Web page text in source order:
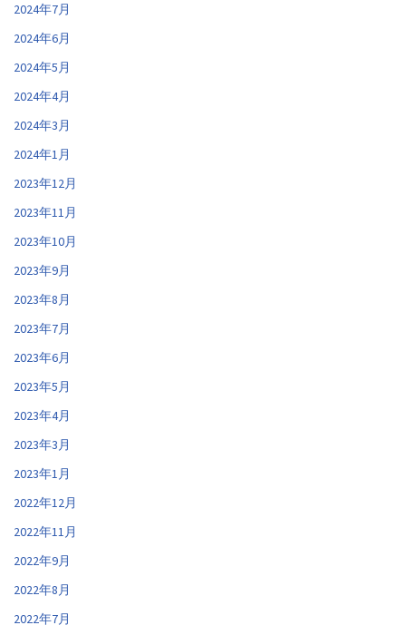
2024年7月
2024年6月
2024年5月
2024年4月
2024年3月
2024年1月
2023年12月
2023年11月
2023年10月
2023年9月
2023年8月
2023年7月
2023年6月
2023年5月
2023年4月
2023年3月
2023年1月
2022年12月
2022年11月
2022年9月
2022年8月
2022年7月